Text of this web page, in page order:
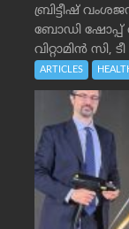
ബ്രിട്ടീഷ്
ബോഡി ഷോപ്പ്
വിറ്റാമിൻ സി,
ARTICLES